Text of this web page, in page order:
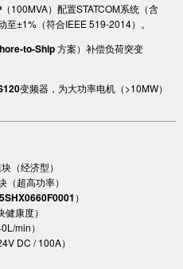
​（100MVA）配置STATCOM系统（含​
至±1%（符合IEEE 519-2014）。
to-Ship​​ 方案）补偿负荷突变
​变频器，为大功率电机（>10MW）
（经济型）
（超高功率）
​5SHX0660F0001​ ​）
康度）
min）
DC / 100A）